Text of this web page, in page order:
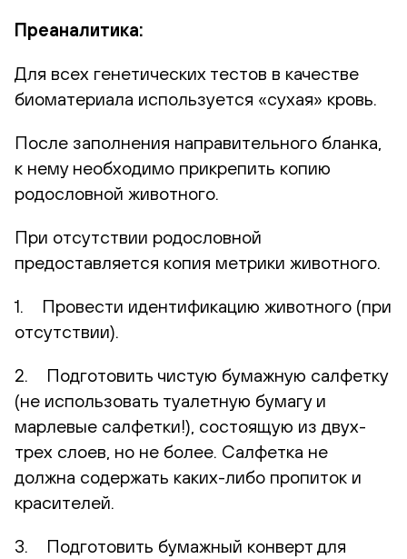
Преаналитика:
Для всех генетических тестов в качестве
биоматериала используется «сухая» кровь.
После заполнения направительного бланка,
к нему необходимо прикрепить копию
родословной животного.
При отсутствии родословной
предоставляется копия метрики животного.
1. Провести идентификацию животного (при
отсутствии).
2. Подготовить чистую бумажную салфетку
(не использовать туалетную бумагу и
марлевые салфетки!), состоящую из двух-
трех слоев, но не более. Салфетка не
должна содержать каких-либо пропиток и
красителей.
3. Подготовить бумажный конверт для